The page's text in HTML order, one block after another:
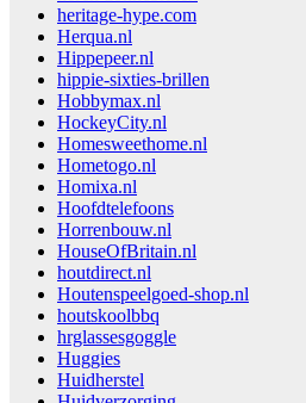
heritage-hype.com
Herqua.nl
Hippepeer.nl
hippie-sixties-brillen
Hobbymax.nl
HockeyCity.nl
Homesweethome.nl
Hometogo.nl
Homixa.nl
Hoofdtelefoons
Horrenbouw.nl
HouseOfBritain.nl
houtdirect.nl
Houtenspeelgoed-shop.nl
houtskoolbbq
hrglassesgoggle
Huggies
Huidherstel